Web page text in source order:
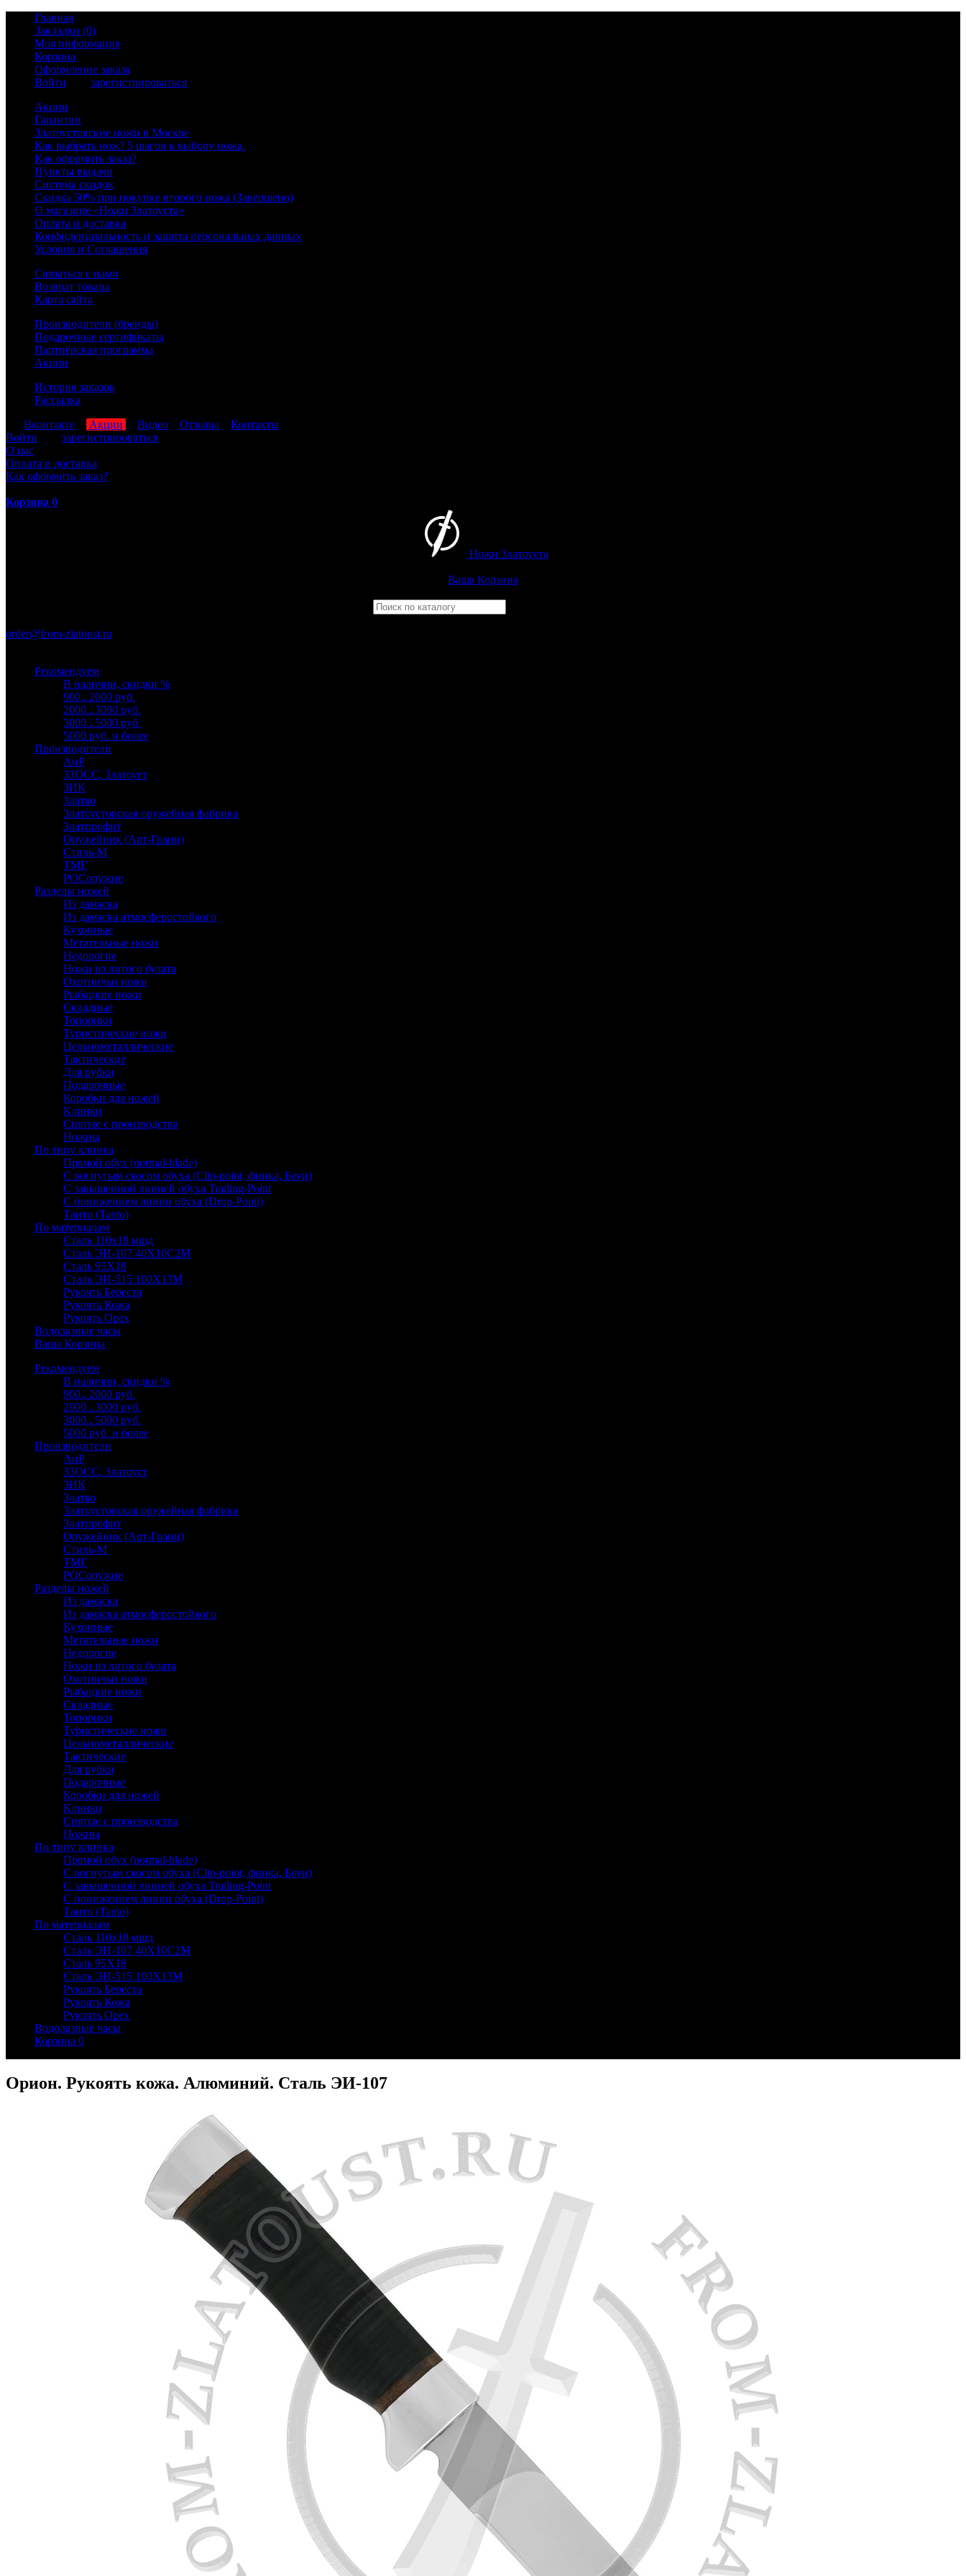
Главная
Закладки (0)
Моя информация
Корзина
Оформление заказа
Войти
зарегистрироваться
Акции
Гарантии
Златоустовские ножи в Москве
Как выбрать нож? 5 шагов к выбору ножа.
Как оформить заказ?
Пункты выдачи
Система скидок
Скидка 50% при покупке второго ножа (Завершено)
О магазине «Ножи Златоуста»
Оплата и доставка
Конфиденциальность и защита персональных данных
Условия и Соглашения
Связаться с нами
Возврат товара
Карта сайта
Производители (бренды)
Подарочные сертификаты
Партнёрская программа
Акции
История заказов
Рассылка
Вконтакте Акции Видео Отзывы
Контакты
Войти
зарегистрироваться
О нас
Оплата и доставка
Как оформить заказ?
Корзина 0
Ножи Златоуста
Ваша Корзина
order@from-zlatoust.ru
Рекомендуем
В наличии, скидки %
900...2000 руб.
2000...3000 руб.
3000...5000 руб.
5000 руб. и более
Производители
АиР
ЗЗОСС, Златоуст
ЗИК
Златко
Златоустовская оружейная фабрика
Златпрофит
Оружейник (Арт-Грани)
Стиль-М
ТМГ
РОСоружие
Разделы ножей
Из дамаска
Из дамаска атмосферостойкого
Кухонные
Метательные ножи
Недорогие
Ножи из литого булата
Охотничьи ножи
Рыбацкие ножи
Складные
Топорики
Туристические ножи
Цельнометаллические
Тактические
Для рубки
Подарочные
Коробки для ножей
Клинки
Снятые с производства
Ножны
По типу клинка
Прямой обух (normal-blade)
С вогнутым скосом обуха (Clip-point, финка, Боуи)
С завышенной линией обуха Trailing-Point
С понижением линии обуха (Drop-Point)
Танто (Tanto)
По материалам
Сталь 110х18 мшд
Сталь ЭИ-107 40Х10С2М
Сталь 95Х18
Сталь ЭИ-515 100Х13М
Рукоять Береста
Рукоять Кожа
Рукоять Орех
Водолазные часы
Ваша Корзина
Рекомендуем
В наличии, скидки %
900...2000 руб.
2000...3000 руб.
3000...5000 руб.
5000 руб. и более
Производители
АиР
ЗЗОСС, Златоуст
ЗИК
Златко
Златоустовская оружейная фабрика
Златпрофит
Оружейник (Арт-Грани)
Стиль-М
ТМГ
РОСоружие
Разделы ножей
Из дамаска
Из дамаска атмосферостойкого
Кухонные
Метательные ножи
Недорогие
Ножи из литого булата
Охотничьи ножи
Рыбацкие ножи
Складные
Топорики
Туристические ножи
Цельнометаллические
Тактические
Для рубки
Подарочные
Коробки для ножей
Клинки
Снятые с производства
Ножны
По типу клинка
Прямой обух (normal-blade)
С вогнутым скосом обуха (Clip-point, финка, Боуи)
С завышенной линией обуха Trailing-Point
С понижением линии обуха (Drop-Point)
Танто (Tanto)
По материалам
Сталь 110х18 мшд
Сталь ЭИ-107 40Х10С2М
Сталь 95Х18
Сталь ЭИ-515 100Х13М
Рукоять Береста
Рукоять Кожа
Рукоять Орех
Водолазные часы
Корзина 0
Орион. Рукоять кожа. Алюминий. Сталь ЭИ-107